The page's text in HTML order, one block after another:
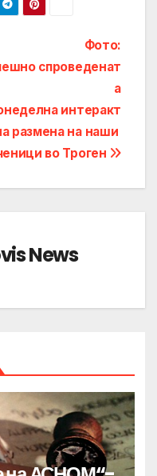
Фото:
спроведенат
а
интеракт
размена на наши
во Троген
News